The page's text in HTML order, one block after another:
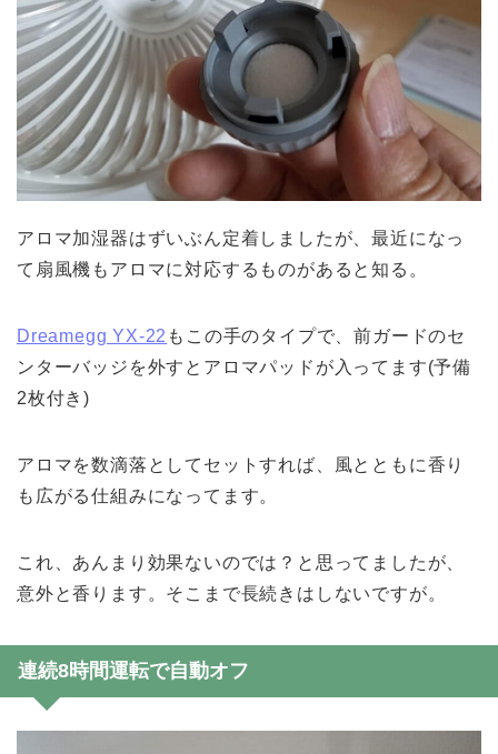
アロマ加湿器はずいぶん定着しましたが、最近になっ
て扇風機もアロマに対応するものがあると知る。
Dreamegg YX-22 もこの手のタイプで、前ガードのセ
ンターバッジを外すとアロマパッドが入ってます(予備
2枚付き)
アロマを数滴落としてセットすれば、風とともに香り
も広がる仕組みになってます。
これ、あんまり効果ないのでは？と思ってましたが、
意外と香ります。そこまで長続きはしないですが。
連続8時間運転で自動オフ